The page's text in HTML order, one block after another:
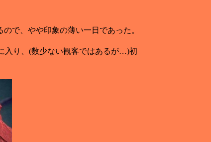
で、やや印象の薄い一日であった。
入り、(数少ない観客ではあるが…)初